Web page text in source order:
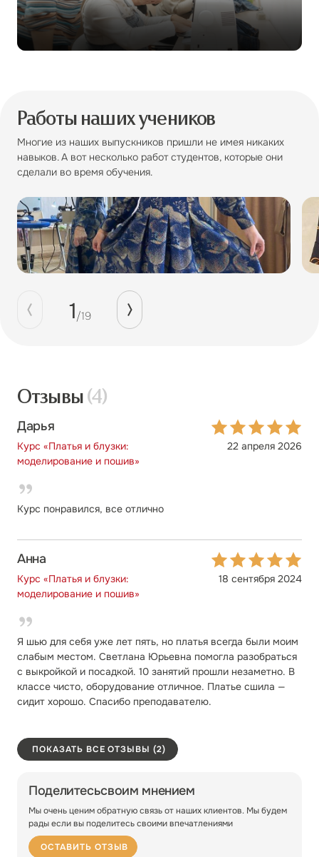
Работы наших учеников
Многие из наших выпускников пришли не имея никаких
навыков. А вот несколько работ студентов, которые они
сделали во время обучения.
1/19
Отзывы(4)
Дарья
Курс «Платья и блузки:
моделирование и пошив»
22 апреля 2026
Курс понравился, все отлично
Анна
Курс «Платья и блузки:
моделирование и пошив»
18 сентября 2024
Я шью для себя уже лет пять, но платья всегда были моим
слабым местом. Светлана Юрьевна помогла разобраться
с выкройкой и посадкой. 10 занятий прошли незаметно. В
классе чисто, оборудование отличное. Платье сшила —
сидит хорошо. Спасибо преподавателю.
ПОКАЗАТЬ ВСЕ ОТЗЫВЫ (2)
Поделитесьсвоим мнением
Мы очень ценим обратную связь от наших клиентов. Мы будем
рады если вы поделитесь своими впечатлениями
ОСТАВИТЬ ОТЗЫВ